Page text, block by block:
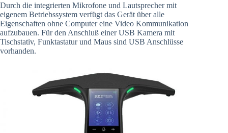
Durch die integrierten Mikrofone und Lautsprecher mit
eigenem Betriebssystem verfügt das Gerät über alle
Eigenschaften ohne Computer eine Video Kommunikation
aufzubauen. Für den Anschluß einer USB Kamera mit
Tischstativ, Funktastatur und Maus sind USB Anschlüsse
vorhanden.